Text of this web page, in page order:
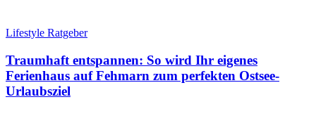
Lifestyle Ratgeber
Traumhaft entspannen: So wird Ihr eigenes
Ferienhaus auf Fehmarn zum perfekten Ostsee-
Urlaubsziel